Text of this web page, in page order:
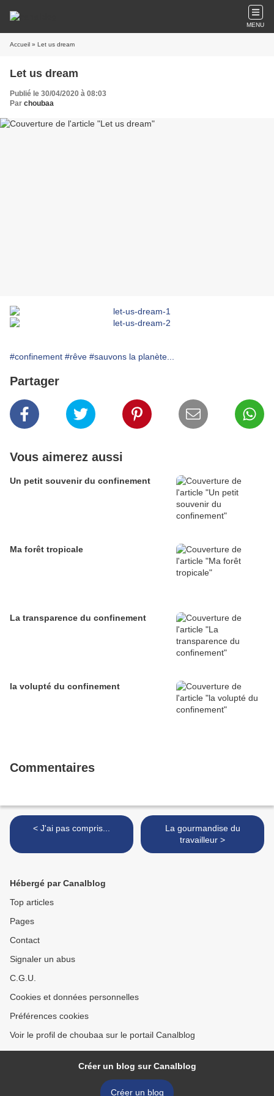
MENU
Accueil » Let us dream
Let us dream
Publié le 30/04/2020 à 08:03
Par choubaa
#confinement #rêve #sauvons la planète...
Partager
Vous aimerez aussi
Un petit souvenir du confinement
Ma forêt tropicale
La transparence du confinement
la volupté du confinement
Commentaires
< J'ai pas compris...
La gourmandise du
travailleur >
Hébergé par Canalblog
Top articles
Pages
Contact
Signaler un abus
C.G.U.
Cookies et données personnelles
Préférences cookies
Voir le profil de choubaa sur le portail Canalblog
Créer un blog sur Canalblog
Créer un blog